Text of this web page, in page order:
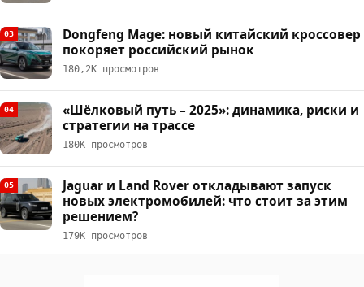
03
Dongfeng Mage: новый китайский кроссовер
покоряет российский рынок
180,2К просмотров
04
«Шёлковый путь – 2025»: динамика, риски и
стратегии на трассе
180К просмотров
05
Jaguar и Land Rover откладывают запуск
новых электромобилей: что стоит за этим
решением?
179К просмотров